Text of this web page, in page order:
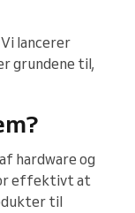
lancerer
grundene til,
hardware og
effektivt at
til